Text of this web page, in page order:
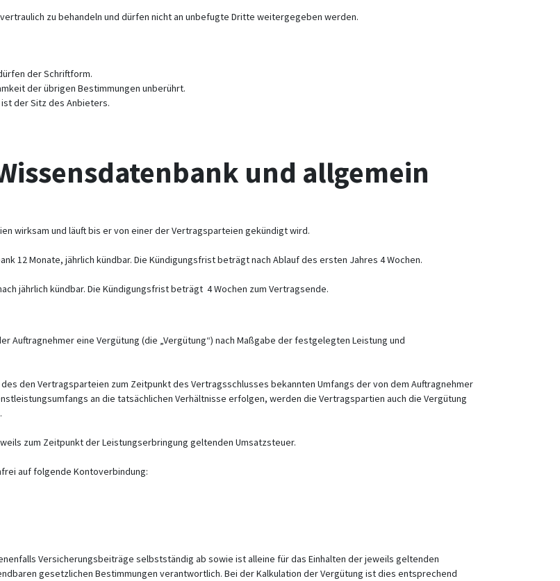
zu behandeln und dürfen nicht an unbefugte Dritte weitergegeben werden.
der Schriftform.
der übrigen Bestimmungen unberührt.
der Sitz des Anbieters.
und allgemein
wirksam und läuft bis er von einer der Vertragsparteien gekündigt wird.
12 Monate, jährlich kündbar. Die Kündigungsfrist beträgt nach Ablauf des ersten Jahres 4 Wochen.
jährlich kündbar. Die Kündigungsfrist beträgt 4 Wochen zum Vertragsende.
Auftragnehmer eine Vergütung (die „Vergütung“) nach Maßgabe der festgelegten Leistung und
den Vertragsparteien zum Zeitpunkt des Vertragsschlusses bekannten Umfangs der von dem Auftragnehmer
an die tatsächlichen Verhältnisse erfolgen, werden die Vertragspartien auch die Vergütung
zum Zeitpunkt der Leistungserbringung geltenden Umsatzsteuer.
auf folgende Kontoverbindung:
Versicherungsbeiträge selbstständig ab sowie ist alleine für das Einhalten der jeweils geltenden
gesetzlichen Bestimmungen verantwortlich. Bei der Kalkulation der Vergütung ist dies entsprechend